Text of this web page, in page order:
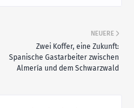
NEUERE
Zwei Koffer, eine Zukunft:
Spanische Gastarbeiter zwischen
Almería und dem Schwarzwald